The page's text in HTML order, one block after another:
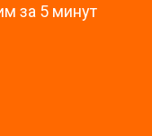
за 5 минут